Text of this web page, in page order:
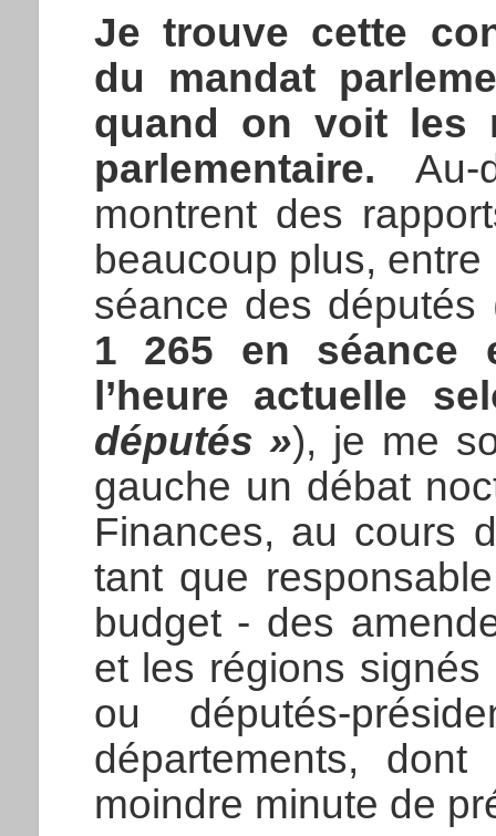
Je trouve cette
du mandat
quand on voit les
parlementaire. Au-
montrent des
beaucoup plus, entre
séance des députés
1 265 en séance
l’heure actuelle
députés »), je me
gauche un débat
Finances, au cours
tant que
budget - des
et les régions
ou députés-
départements,
moindre minute de